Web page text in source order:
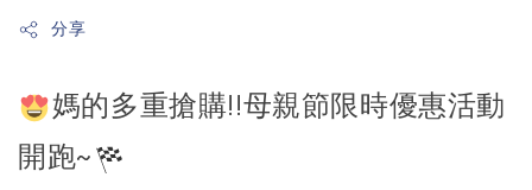
分享
媽的多重搶購!!母親節限時優惠活動
開跑~